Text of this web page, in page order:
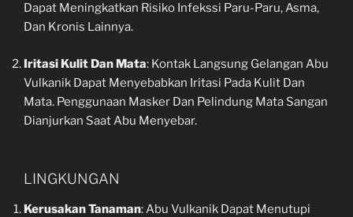
Dapat Meningkatkan Risiko Infekssi Paru-Paru, Asma,
Dan Kronis Lainnya.
Iritasi Kulit Dan Mata: Kontak Langsung Gelangan Abu
Vulkanik Dapat Menyebabkan Iritasi Pada Kulit Dan
Mata. Penggunaan Masker Dan Pelindung Mata Sangan
Dianjurkan Saat Abu Menyebar.
LINGKUNGAN
Kerusakan Tanaman: Abu Vulkanik Dapat Menutupi